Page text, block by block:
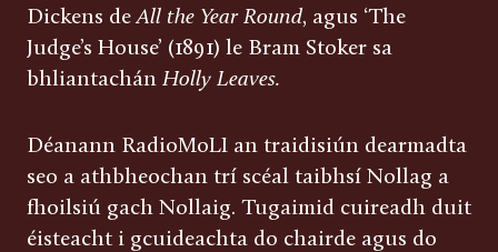
Dickens deAll the Year Round, agus ‘The
Judge’s House’ (1891) le Bram Stoker sa
bhliantachán Holly Leaves.
Déanann RadioMoLI an traidisiún dearmadta
seo a athbheochan trí scéal taibhsí Nollag a
fhoilsiú gach Nollaig. Tugaimid cuireadh duit
éisteacht i gcuideachta do chairde agus do